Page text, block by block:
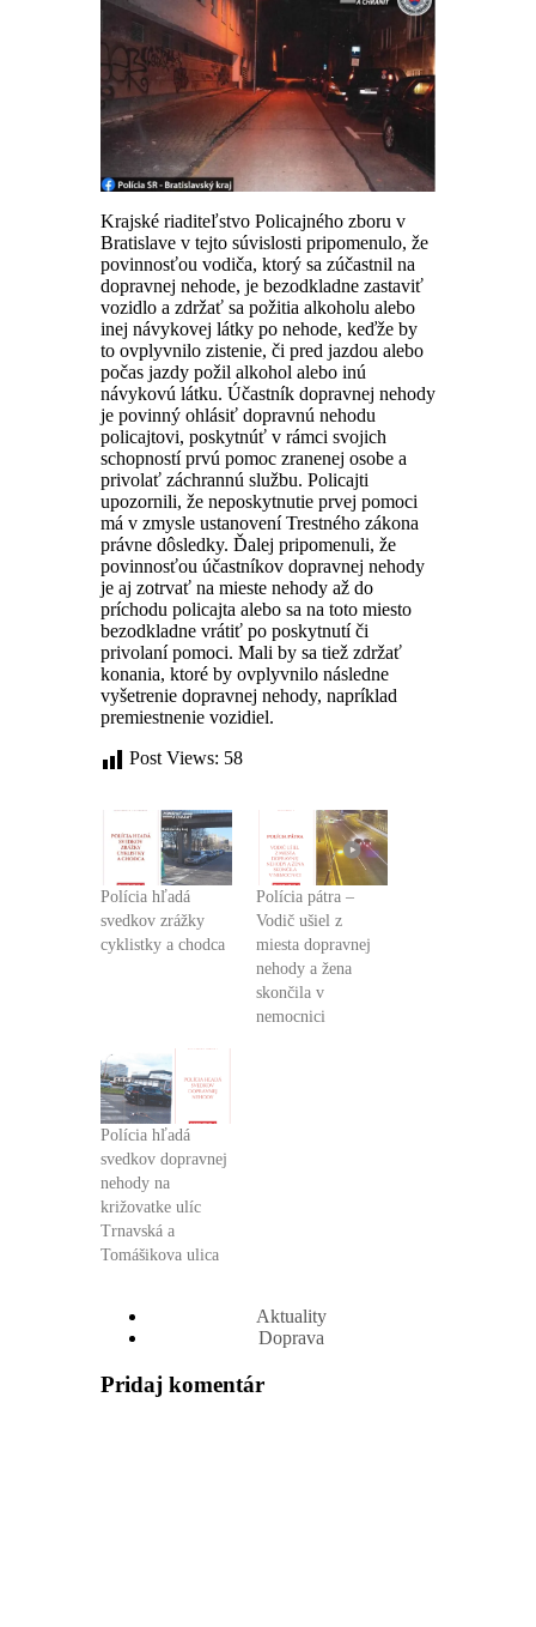
Krajské riaditeľstvo Policajného zboru v
Bratislave v tejto súvislosti pripomenulo, že
povinnosťou vodiča, ktorý sa zúčastnil na
dopravnej nehode, je bezodkladne zastaviť
vozidlo a zdržať sa požitia alkoholu alebo
inej návykovej látky po nehode, keďže by
to ovplyvnilo zistenie, či pred jazdou alebo
počas jazdy požil alkohol alebo inú
návykovú látku. Účastník dopravnej nehody
je povinný ohlásiť dopravnú nehodu
policajtovi, poskytnúť v rámci svojich
schopností prvú pomoc zranenej osobe a
privolať záchrannú službu. Policajti
upozornili, že neposkytnutie prvej pomoci
má v zmysle ustanovení Trestného zákona
právne dôsledky. Ďalej pripomenuli, že
povinnosťou účastníkov dopravnej nehody
je aj zotrvať na mieste nehody až do
príchodu policajta alebo sa na toto miesto
bezodkladne vrátiť po poskytnutí či
privolaní pomoci. Mali by sa tiež zdržať
konania, ktoré by ovplyvnilo následne
vyšetrenie dopravnej nehody, napríklad
premiestnenie vozidiel.
Post Views: 58
Polícia hľadá
svedkov zrážky
cyklistky a chodca
Polícia pátra –
Vodič ušiel z
miesta dopravnej
nehody a žena
skončila v
nemocnici
Polícia hľadá
svedkov dopravnej
nehody na
križovatke ulíc
Trnavská a
Tomášikova ulica
Aktuality
Doprava
Pridaj komentár